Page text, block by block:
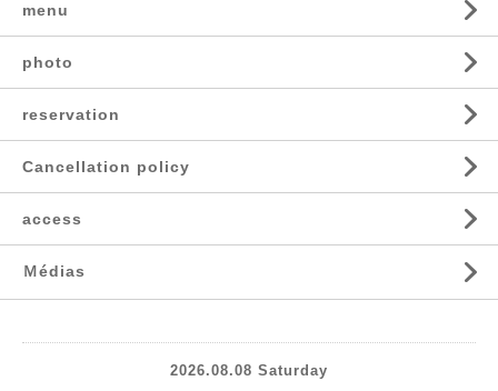
menu
photo
reservation
Cancellation policy
access
Ｍédias
2026.08.08 Saturday